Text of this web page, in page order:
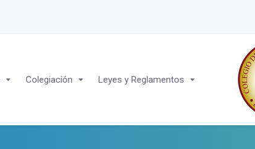
Colegiación Leyes y Reglamentos